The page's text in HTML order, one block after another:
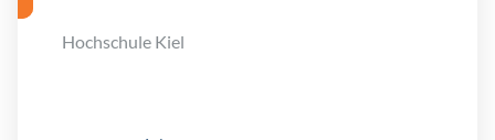
Hochschule Kiel